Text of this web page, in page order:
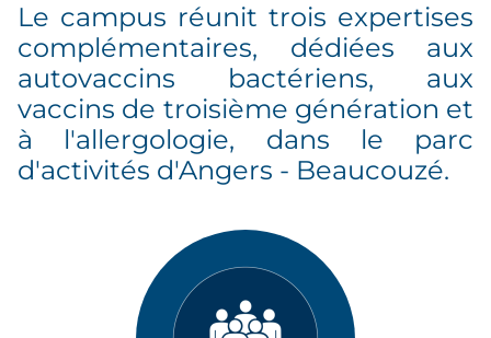
Le campus réunit trois expertises
complémentaires, dédiées aux
autovaccins bactériens, aux
vaccins de troisième génération et
à l'allergologie, dans le parc
d'activités d'Angers - Beaucouzé.